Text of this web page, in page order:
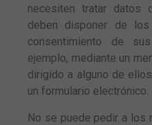
necesiten tratar datos
deben disponer de
consentimiento de
ejemplo, mediante un
dirigido a alguno de
un formulario electrónico.
No se puede pedir a los